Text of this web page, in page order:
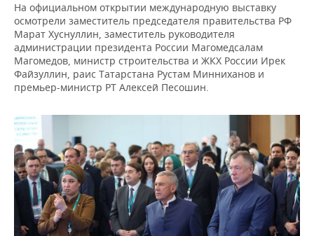
На официальном открытии международную выставку
осмотрели заместитель председателя правительства РФ
Марат Хуснуллин, заместитель руководителя
администрации президента России Магомедсалам
Магомедов, министр строительства и ЖКХ России Ирек
Файзуллин, раис Татарстана Рустам Минниханов и
премьер-министр РТ Алексей Песошин.